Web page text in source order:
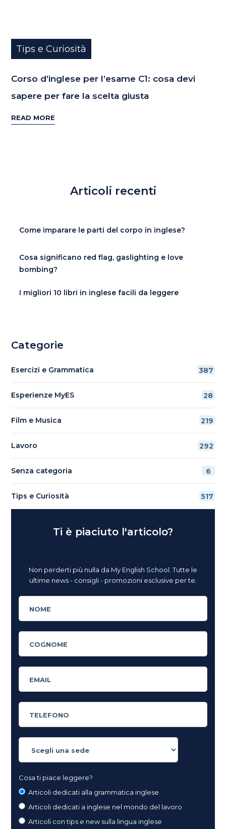
Tips e Curiosità
Corso d’inglese per l’esame C1: cosa devi
sapere per fare la scelta giusta
READ MORE
Articoli recenti
Come imparare le parti del corpo in inglese?
Cosa significano red flag, gaslighting e love
bombing?
I migliori 10 libri in inglese facili da leggere
Categorie
Esercizi e Grammatica 387
Esperienze MyES 28
Film e Musica 219
Lavoro 292
Senza categoria 6
Tips e Curiosità 517
Ti è piaciuto l'articolo?
Non perderti più nulla da My English School. Tutte le
ultime news - consigli - promozioni esclusive per te.
Cosa ti piace leggere?
Articoli dedicati alla grammatica inglese
Articoli dedicati a inglese nel mondo del lavoro
Articoli con tips e new sulla lingua inglese